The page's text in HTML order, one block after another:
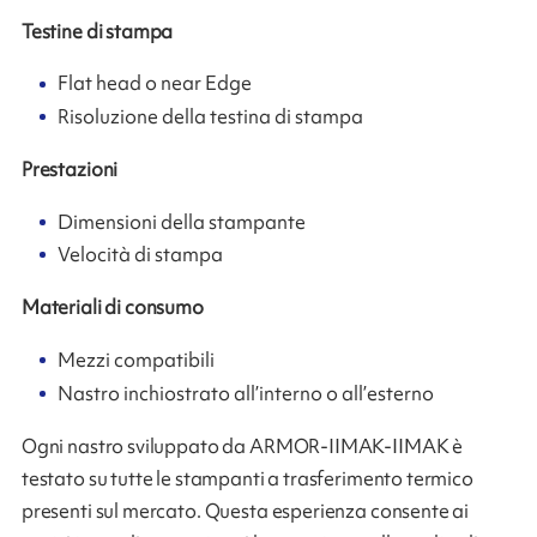
Testine di stampa
Flat head o near Edge
Risoluzione della testina di stampa
Prestazioni
Dimensioni della stampante
Velocità di stampa
Materiali di consumo
Mezzi compatibili
Nastro inchiostrato all’interno o all’esterno
Ogni nastro sviluppato da ARMOR-IIMAK-IIMAK è
testato su tutte le stampanti a trasferimento termico
presenti sul mercato. Questa esperienza consente ai